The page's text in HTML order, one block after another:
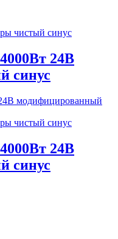
чистый синус
24В
синус
чистый синус
24В
синус